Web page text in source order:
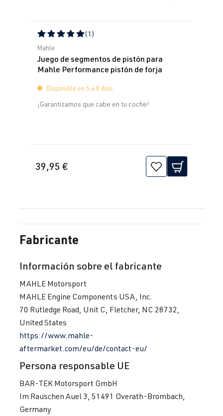
Calificación promedio de 5 de 5 estrellas
(1)
Mahle
Juego de segmentos de pistón para
Mahle Performance pistón de forja
Disponible en 5 a 8 días
¡Garantizamos que cabe en tu coche!
39,95 €
Fabricante
Información sobre el fabricante
MAHLE Motorsport
MAHLE Engine Components USA, Inc.
70 Rutledge Road, Unit C, Fletcher, NC 28732,
United States
https://www.mahle-
aftermarket.com/eu/de/contact-eu/
Persona responsable UE
BAR-TEK Motorsport GmbH
Im Rauschen Auel 3, 51491 Overath-Brombach,
Germany